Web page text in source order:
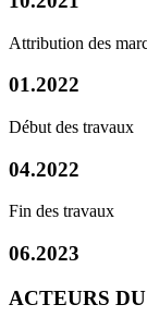
Attribution des
01.2022
Début des travaux
04.2022
Fin des travaux
06.2023
ACTEURS